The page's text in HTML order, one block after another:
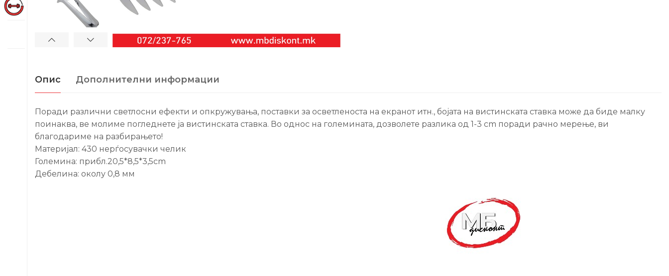
Опис Дополнителни информации
Поради различни светлосни ефекти и опкружувања, поставки за осветленоста на екранот итн., бојата на вистинската ставка може да биде малку
поинаква, ве молиме погледнете ја вистинската ставка. Во однос на големината, дозволете разлика од 1-3 cm поради рачно мерење, ви
благодариме на разбирањето!
Материјал: 430 нерѓосувачки челик
Големина: прибл.20,5*8,5*3,5cm
Дебелина: околу 0,8 мм